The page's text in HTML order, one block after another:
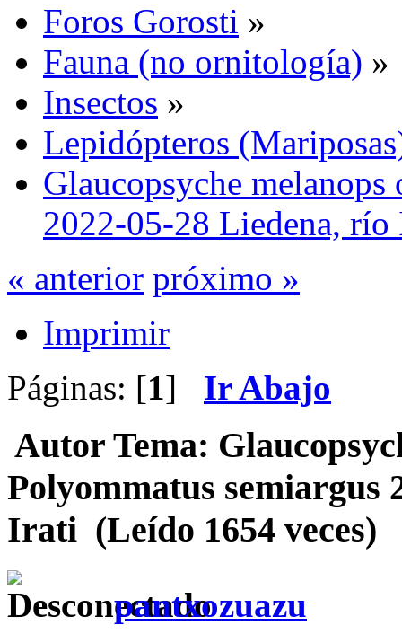
Foros Gorosti »
Fauna (no ornitología) »
Insectos »
Lepidópteros
Glaucopsyche
2022-05-28 Liedena, río
« anterior próximo »
Imprimir
Páginas: [1] Ir Abajo
Autor Tema:
Polyommatus semiargus
Irati (Leído 1654 veces)
pantxozuazu